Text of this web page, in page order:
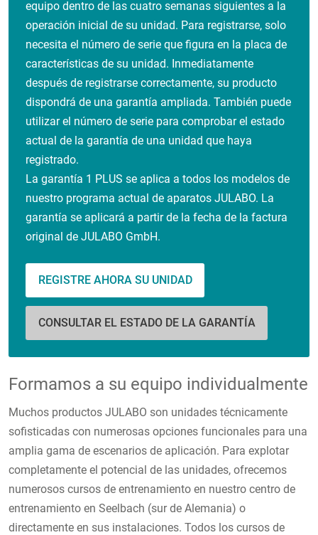
equipo dentro de las cuatro semanas siguientes a la
operación inicial de su unidad. Para registrarse, solo
necesita el número de serie que figura en la placa de
características de su unidad. Inmediatamente
después de registrarse correctamente, su producto
dispondrá de una garantía ampliada. También puede
utilizar el número de serie para comprobar el estado
actual de la garantía de una unidad que haya
registrado.
La garantía 1 PLUS se aplica a todos los modelos de
nuestro programa actual de aparatos JULABO. La
garantía se aplicará a partir de la fecha de la factura
original de JULABO GmbH.
REGISTRE AHORA SU UNIDAD
CONSULTAR EL ESTADO DE LA GARANTÍA
Formamos a su equipo individualmente
Muchos productos JULABO son unidades técnicamente
sofisticadas con numerosas opciones funcionales para una
amplia gama de escenarios de aplicación. Para explotar
completamente el potencial de las unidades, ofrecemos
numerosos cursos de entrenamiento en nuestro centro de
entrenamiento en Seelbach (sur de Alemania) o
directamente en sus instalaciones. Todos los cursos de